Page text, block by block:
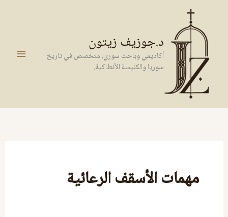
المحتوى
د.جوزيف زيتون
أكاديمي وباحث سوري، متخصص في تاريخ
سوريا والكنيسة الأنطاكية.
مهمات الأسقف الرعائية